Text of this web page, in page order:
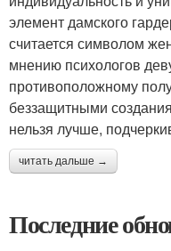
элемент дамского
считается символом
мнению психологов
противоположному
беззащитными
нельзя лучше,
читать дальше →
Последние